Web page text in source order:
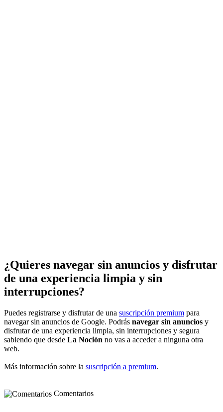
¿Quieres navegar sin anuncios y disfrutar
de una experiencia limpia y sin
interrupciones?
Puedes registrarse y disfrutar de una suscripción premium para
navegar sin anuncios de Google. Podrás navegar sin anuncios y
disfrutar de una experiencia limpia, sin interrupciones y segura
sabiendo que desde La Noción no vas a acceder a ninguna otra
web.
Más información sobre la suscripción a premium.
Comentarios